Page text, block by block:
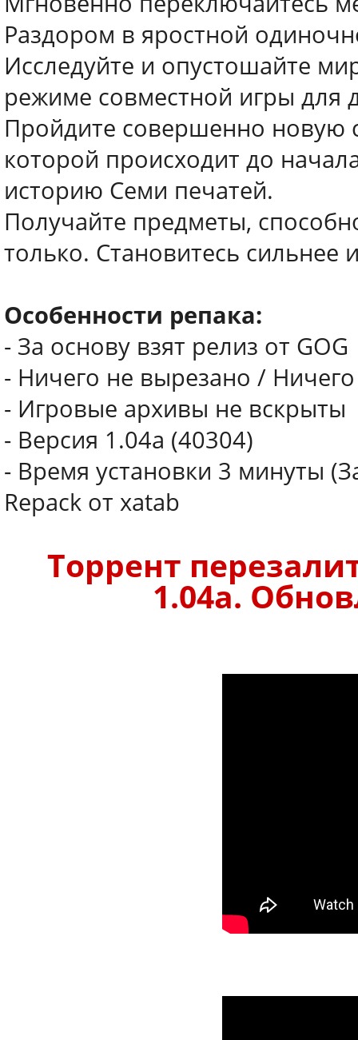
Раздором в яростной
Исследуйте и опустошайте
режиме совместной игры для
Пройдите совершенно новую
которой происходит до
историю Семи печатей.
Получайте предметы,
только. Становитесь сильнее
Особенности репака:
- За основу взят релиз от GOG
- Ничего не вырезано /
- Игровые архивы не вскрыты
- Версия 1.04a (40304)
- Время установки 3 минуты
Repack от xatab
Торрент
1.04a.